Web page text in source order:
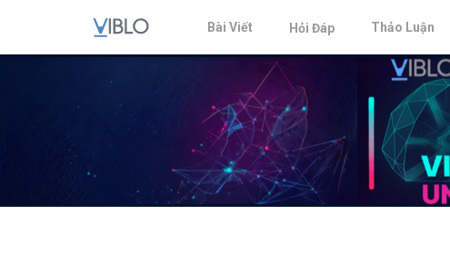
Bài Viết Hỏi Đáp Thảo Luận